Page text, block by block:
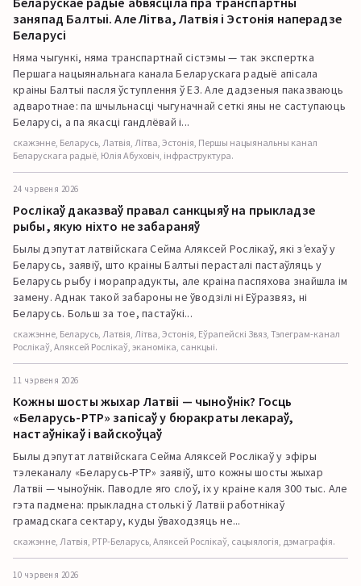
заняпад Балтыі. Але Літва, Латвія і Эстонія наперадзе
Беларусі
Няма чыгункі, няма транспартнай сістэмы — так экспертка
Першага нацыянальнага канала Беларускага радыё апісала
краіны Балтыі пасля ўступлення ў ЕЗ. Але дадзеныя паказваюць
адваротнае: па шчыльнасці чыгуначнай сеткі яны не саступаюць
Беларусі, а па якасці гандлёвай і...
скажэнне, Беларусь, Латвія, Літва, Эстонія, Першы нацыянальны канал
Беларускага радыё, Юлія Абуховіч, інфраструктура.
24 чэрвеня 2026
Рослікаў даказваў правал санкцыяў на прыкладзе
рыбы, якую ніхто не забараняў
Былы дэпутат латвійскага Сейма Аляксей Рослікаў, які з’ехаў у
Беларусь, заявіў, што краіны Балтыі перасталі пастаўляць у
Беларусь рыбу і морапрадукты, але краіна паспяхова знайшла ім
замену. Аднак такой забароны не ўводзілі ні Еўразвяз, ні
Беларусь. Больш за тое, пастаўкі...
скажэнне, Беларусь, Латвія, Літва, Эстонія, Еўрапейскі Звяз, Тэлеграм-канал
Рослікаў, Аляксей Рослікаў, эканоміка, санкцыі.
11 чэрвеня 2026
Кожны шосты жыхар Латвіі — чыноўнік? Госць
«Беларусь-РТР» запісаў у бюракраты лекараў,
настаўнікаў і вайскоўцаў
Былы дэпутат латвійскага Сейма Аляксей Рослікаў у эфіры
тэлеканалу «Беларусь-РТР» заявіў, што кожны шосты жыхар
Латвіі — чыноўнік. Паводле яго слоў, іх у краіне каля 300 тыс. Але
гэта падмена: прыкладна столькі ў Латвіі работнікаў
грамадскага сектару, куды ўваходзяць не...
скажэнне, Латвія, РТР-Беларусь, Аляксей Рослікаў, сацыялогія, дэмаграфія.
10 чэрвеня 2026